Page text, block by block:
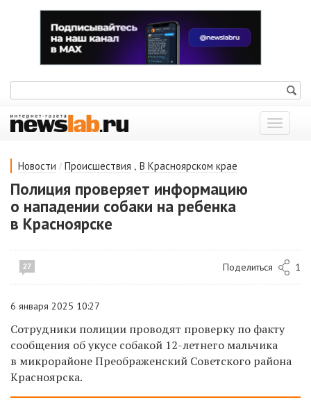
Показать
меню
Новости / Происшествия , В Красноярском крае
Полиция проверяет информацию
о нападении собаки на ребенка
в Красноярске
27 Поделиться 1
6 января 2025 10:27
Сотрудники полиции проводят проверку по факту
сообщения об укусе собакой 12-летнего мальчика
в микрорайоне Преображенский Советского района
Красноярска.